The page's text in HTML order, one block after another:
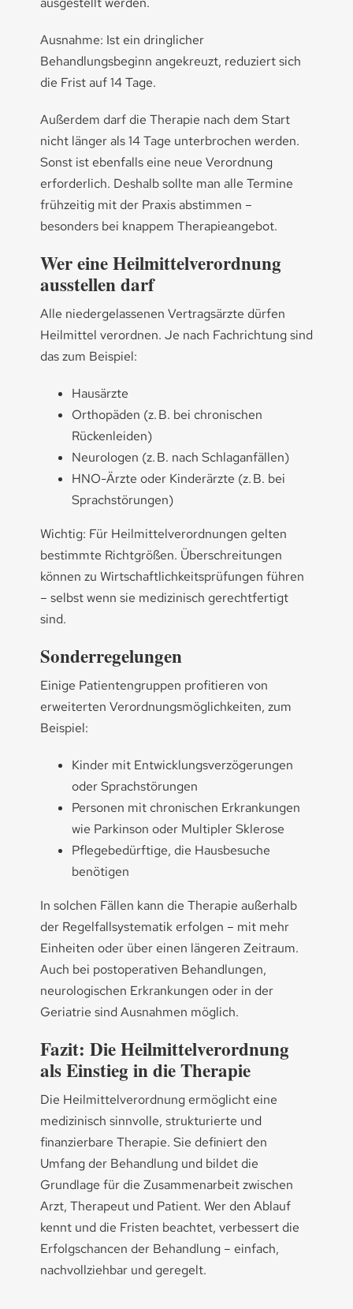
Ausnahme: Ist ein dringlicher
Behandlungsbeginn angekreuzt, reduziert sich
die Frist auf 14 Tage.
Außerdem darf die Therapie nach dem Start
nicht länger als 14 Tage unterbrochen werden.
Sonst ist ebenfalls eine neue Verordnung
erforderlich. Deshalb sollte man alle Termine
frühzeitig mit der Praxis abstimmen –
besonders bei knappem Therapieangebot.
Wer eine Heilmittelverordnung
ausstellen darf
Alle niedergelassenen Vertragsärzte dürfen
Heilmittel verordnen. Je nach Fachrichtung sind
das zum Beispiel:
Hausärzte
Orthopäden (z. B. bei chronischen
Rückenleiden)
Neurologen (z. B. nach Schlaganfällen)
HNO-Ärzte oder Kinderärzte (z. B. bei
Sprachstörungen)
Wichtig: Für Heilmittelverordnungen gelten
bestimmte Richtgrößen. Überschreitungen
können zu Wirtschaftlichkeitsprüfungen führen
– selbst wenn sie medizinisch gerechtfertigt
sind.
Sonderregelungen
Einige Patientengruppen profitieren von
erweiterten Verordnungsmöglichkeiten, zum
Beispiel:
Kinder mit Entwicklungsverzögerungen
oder Sprachstörungen
Personen mit chronischen Erkrankungen
wie Parkinson oder Multipler Sklerose
Pflegebedürftige, die Hausbesuche
benötigen
In solchen Fällen kann die Therapie außerhalb
der Regelfallsystematik erfolgen – mit mehr
Einheiten oder über einen längeren Zeitraum.
Auch bei postoperativen Behandlungen,
neurologischen Erkrankungen oder in der
Geriatrie sind Ausnahmen möglich.
Fazit: Die Heilmittelverordnung
als Einstieg in die Therapie
Die Heilmittelverordnung ermöglicht eine
medizinisch sinnvolle, strukturierte und
finanzierbare Therapie. Sie definiert den
Umfang der Behandlung und bildet die
Grundlage für die Zusammenarbeit zwischen
Arzt, Therapeut und Patient. Wer den Ablauf
kennt und die Fristen beachtet, verbessert die
Erfolgschancen der Behandlung – einfach,
nachvollziehbar und geregelt.